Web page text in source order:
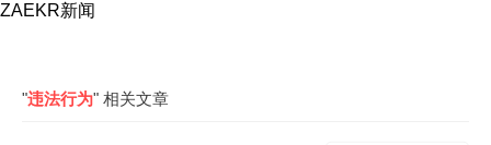
ZAEKR新闻
"违法行为" 相关文章